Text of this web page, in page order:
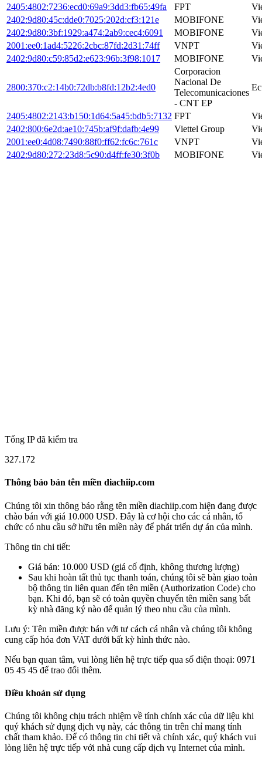
2405:4802:7236:ecd0:69a9:3dd3:fb65:49fa
FPT
2402:9d80:45c:dde0:7025:202d:cf3:121e
MOBIFONE
2402:9d80:3bf:1929:a474:2ab9:cec4:6091
MOBIFONE
2001:ee0:1ad4:5226:2cbc:87fd:2d31:74ff
VNPT
2402:9d80:c59:85d2:e623:96b:3f98:1017
MOBIFONE
2800:370:c2:14b0:72db:b8fd:12b2:4ed0
Corporacion
Nacional De
Telecomunicaciones
- CNT EP
2405:4802:2143:b150:1d64:5a45:bdb5:7132 FPT
2402:800:6e2d:ae10:745b:af9f:dafb:4e99
Viettel Group
2001:ee0:4d08:7490:88f0:ff62:fc6c:761c
VNPT
2402:9d80:272:23d8:5c90:d4ff:fe30:3f0b
MOBIFONE
Tổng IP đã kiểm tra
327.172
Thông báo bán tên miền diachiip.com
Chúng tôi xin thông báo rằng tên miền diachiip.com hiện đang được
chào bán với giá 10.000 USD. Đây là cơ hội cho các cá nhân, tổ
chức có nhu cầu sở hữu tên miền này để phát triển dự án của mình.
Thông tin chi tiết:
Giá bán: 10.000 USD (giá cố định, không thương lượng)
Sau khi hoàn tất thủ tục thanh toán, chúng tôi sẽ bàn giao toàn
bộ thông tin liên quan đến tên miền (Authorization Code) cho
bạn. Khi đó, bạn sẽ có toàn quyền chuyển tên miền sang bất
kỳ nhà đăng ký nào để quản lý theo nhu cầu của mình.
Lưu ý: Tên miền được bán với tư cách cá nhân và chúng tôi không
cung cấp hóa đơn VAT dưới bất kỳ hình thức nào.
Nếu bạn quan tâm, vui lòng liên hệ trực tiếp qua số điện thoại: 0971
05 45 45 để trao đổi thêm.
Điều khoản sử dụng
Chúng tôi không chịu trách nhiệm về tính chính xác của dữ liệu khi
quý khách sử dụng dịch vụ này, các thông tin trên chỉ mang tính
chất tham khảo. Để có thông tin chi tiết và chính xác, quý khách vui
lòng liên hệ trực tiếp với nhà cung cấp dịch vụ Internet của mình.